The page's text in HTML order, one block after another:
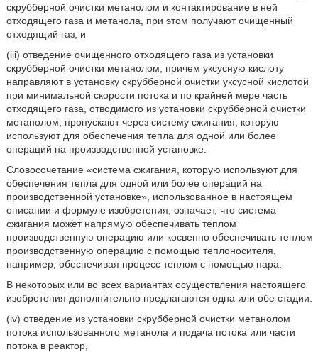
скрубберной очистки метанолом и контактирование в ней
отходящего газа и метанола, при этом получают очищенный
отходящий газ, и
(iii) отведение очищенного отходящего газа из установки
скрубберной очистки метанолом, причем уксусную кислоту
направляют в установку скрубберной очистки уксусной кислотой
при минимальной скорости потока и по крайней мере часть
отходящего газа, отводимого из установки скрубберной очистки
метанолом, пропускают через систему сжигания, которую
используют для обеспечения тепла для одной или более
операций на производственной установке.
Словосочетание «система сжигания, которую используют для
обеспечения тепла для одной или более операций на
производственной установке», использованное в настоящем
описании и формуле изобретения, означает, что система
сжигания может напрямую обеспечивать теплом
производственную операцию или косвенно обеспечивать теплом
производственную операцию с помощью теплоносителя,
например, обеспечивая процесс теплом с помощью пара.
В некоторых или во всех вариантах осуществления настоящего
изобретения дополнительно предлагаются одна или обе стадии:
(iv) отведение из установки скрубберной очистки метанолом
потока использованного метанола и подача потока или части
потока в реактор,